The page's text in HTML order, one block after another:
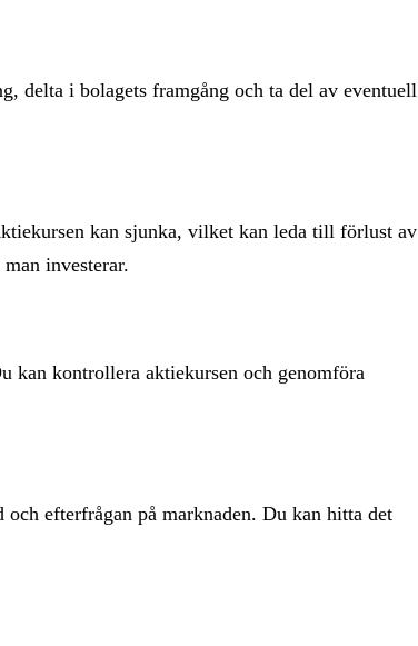
delta i bolagets framgång och ta del av eventuell
kan sjunka, vilket kan leda till förlust av
investerar.
kan kontrollera aktiekursen och genomföra
efterfrågan på marknaden. Du kan hitta det